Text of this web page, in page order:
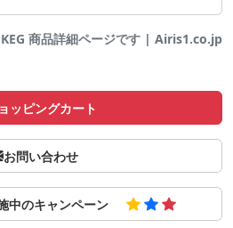
商品詳細ページです | Airis1.co.jp
ッピングカート
お問い合わせ
中のキャンペーン